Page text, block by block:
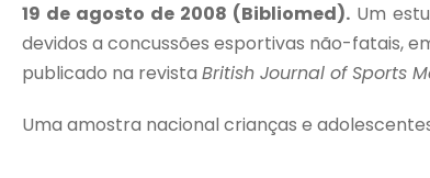
19 de agosto de 2008 (Bibliomed). Um
devidos a concussões esportivas não-fatais,
publicado na revista British Journal of Sports
Uma amostra nacional crianças e